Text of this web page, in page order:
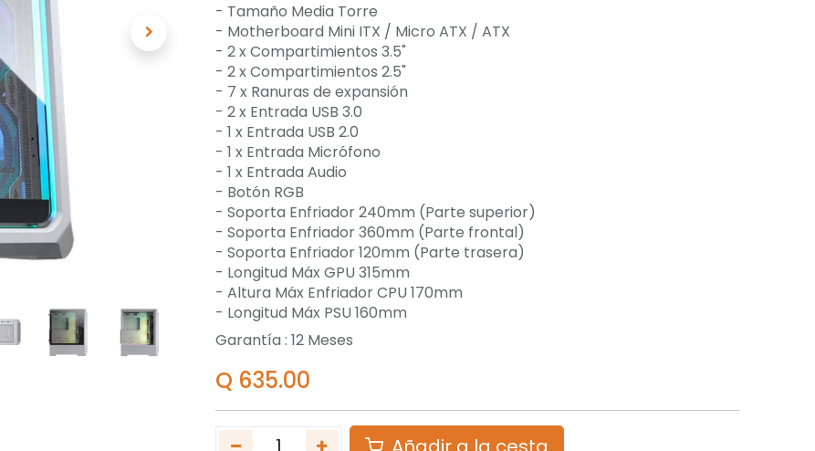
- Tamaño Media Torre
- Motherboard Mini ITX / Micro ATX / ATX
- 2 x Compartimientos 3.5"
- 2 x Compartimientos 2.5"
- 7 x Ranuras de expansión
- 2 x Entrada USB 3.0
- 1 x Entrada USB 2.0
- 1 x Entrada Micrófono
- 1 x Entrada Audio
- Botón RGB
- Soporta Enfriador 240mm (Parte superior)
- Soporta Enfriador 360mm (Parte frontal)
- Soporta Enfriador 120mm (Parte trasera)
- Longitud Máx GPU 315mm
- Altura Máx Enfriador CPU 170mm
- Longitud Máx PSU 160mm
Garantía : 12 Meses
Q 635.00